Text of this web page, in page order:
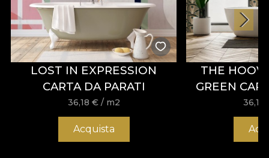
LOST IN EXPRESSION
CARTA DA PARATI
36,18 € / m2
Acquista
THE
GREEN
36,18